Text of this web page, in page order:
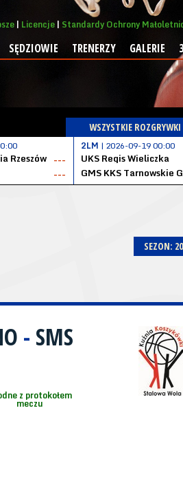
Licencje Standardy Ochrony
SĘDZIOWIE TRENERZY GALERIE
WSZYSTKIE ROZGRYWKI
Rzeszów ---
---
2LM | 2026-09-19 00:00
UKS Regis Wieliczka
GMS KKS Tarnowskie
SEZON:
- SMS
z protokołem
meczu